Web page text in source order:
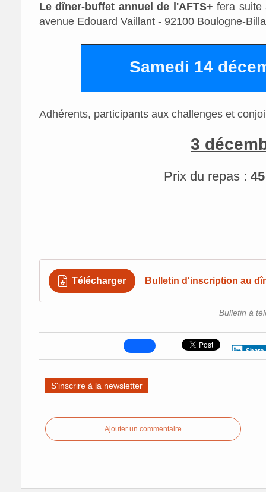
Le dîner-buffet annuel de l'AFTS+ fera suite
avenue Edouard Vaillant - 92100 Boulogne-
Samedi 14
Adhérents, participants aux challenges et
3
Prix du repas :
Télécharger Bulletin d'inscription au
Bulletin à
Share
S'inscrire à la newsletter
Ajouter un commentaire